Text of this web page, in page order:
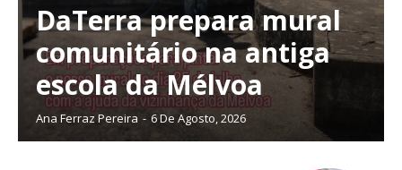
DaTerra prepara mural
comunitário na antiga
escola da Mélvoa
Ana Ferraz Pereira - 6 De Agosto, 2026